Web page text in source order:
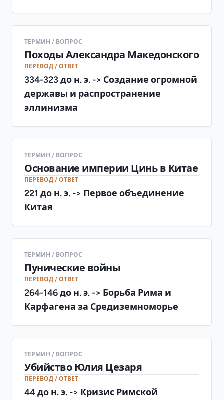
ТЕРМИН / ВОПРОС
Походы Александра Македонского
ПЕРЕВОД / ОТВЕТ
334-323 до н. э. -> Создание огромной
державы и распространение
эллинизма
ТЕРМИН / ВОПРОС
Основание империи Цинь в Китае
ПЕРЕВОД / ОТВЕТ
221 до н. э. -> Первое объединение
Китая
ТЕРМИН / ВОПРОС
Пунические войны
ПЕРЕВОД / ОТВЕТ
264-146 до н. э. -> Борьба Рима и
Карфагена за Средиземноморье
ТЕРМИН / ВОПРОС
Убийство Юлия Цезаря
ПЕРЕВОД / ОТВЕТ
44 до н. э. -> Кризис Римской